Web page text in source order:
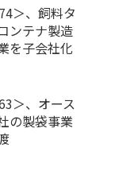
＞、飼料タ
ンテナ製造
を子会社化
＞、オース
の製袋事業